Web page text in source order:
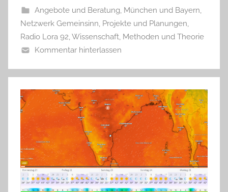
Angebote und Beratung, München und Bayern,
Netzwerk Gemeinsinn, Projekte und Planungen,
Radio Lora 92,Wissenschaft, Methoden und Theorie
Kommentar hinterlassen